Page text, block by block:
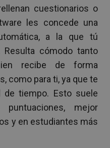
cuestionarios o
les concede una
a la que tú
cómodo tanto
recibe de forma
como para ti, ya que te
de tiempo. Esto suele
mejor
y en estudiantes más